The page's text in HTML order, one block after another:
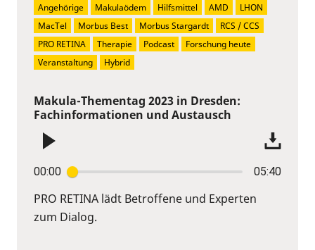
Makula-Thementag 2023 in Dresden:
Fachinformationen und Austausch
00:00 05:40
PRO RETINA lädt Betroffene und Experten
zum Dialog.
Angehörige Makulaödem Hilfsmittel AMD
LHON
MacTel
Morbus Best Morbus Stargardt
RCS / CCS
PRO RETINA
Therapie Podcast
Forschung heute
Veranstaltung
Hybrid